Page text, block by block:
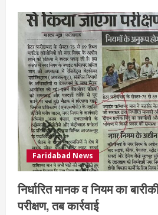
Faridabad News
निर्धारित मानक व नियम का
परीक्षण, तब कार्रवाई